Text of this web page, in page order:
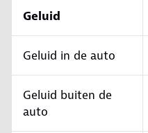
Geluid
Geluid in de auto
Geluid buiten de
auto